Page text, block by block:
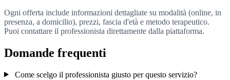
Ogni offerta include informazioni dettagliate su modalità (online, in
presenza, a domicilio), prezzi, fascia d'età e metodo terapeutico.
Puoi contattare il professionista direttamente dalla piattaforma.
Domande frequenti
Come scelgo il professionista giusto per questo servizio?